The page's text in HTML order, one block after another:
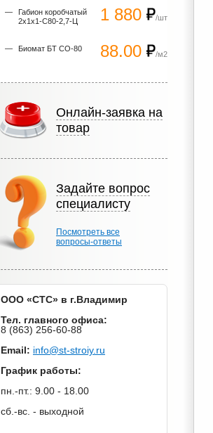
1 880 /шт
Габион коробчатый
2х1х1-С80-2,7-Ц
88.00 /м2
Биомат БТ СО-80
Онлайн-заявка на
товар
Задайте вопрос
специалисту
Посмотреть все
вопросы-ответы
ООО «СТС» в г.Владимир
Тел. главного офиса:
8 (863) 256-60-88
Email: info@st-stroiy.ru
График работы:
пн.-пт.: 9.00 - 18.00
сб.-вс. - выходной